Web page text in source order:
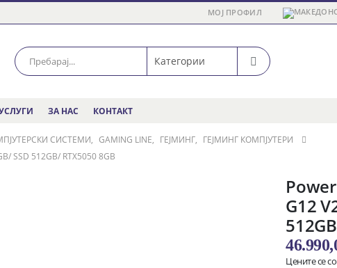
МОЈ ПРОФИЛ
ЗА НАС КОНТАКТ
СИСТЕМИ, GAMING LINE, ГЕЈМИНГ, ГЕЈМИНГ КОМПЈУТЕРИ
SSD 512GB/ RTX5050 8GB
G12
Цените се